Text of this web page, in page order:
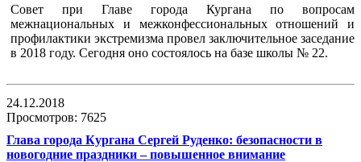
Совет при Главе города Кургана по вопросам
межнациональных и межконфессиональных отношений и
профилактики экстремизма провел заключительное заседание
в 2018 году. Сегодня оно состоялось на базе школы № 22.
24.12.2018
Просмотров: 7625
Глава города Кургана Сергей Руденко: безопасности в
новогодние праздники – повышенное внимание